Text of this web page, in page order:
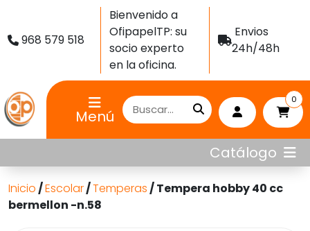
968 579 518
Bienvenido a
OfipapelTP: su
socio experto
en la oficina.
Envios
24h/48h
Menú
0
Catálogo
Inicio/Escolar/Temperas/ Tempera hobby 40 cc
bermellon -n.58